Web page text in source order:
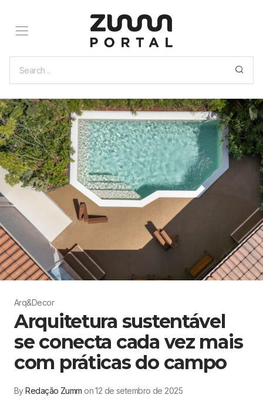
Arq&Decor
Arquitetura sustentável
se conecta cada vez mais
com práticas do campo
ByRedação Zumm on 12 de setembro de 2025